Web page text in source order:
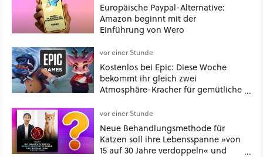
Europäische Paypal-Alternative:
Amazon beginnt mit der
Einführung von Wero
vor einer Stunde
Kostenlos bei Epic: Diese Woche
bekommt ihr gleich zwei
Atmosphäre-Kracher für gemütliche
vor einer Stunde
Neue Behandlungsmethode für
Katzen soll ihre Lebensspanne »von
15 auf 30 Jahre verdoppeln« und